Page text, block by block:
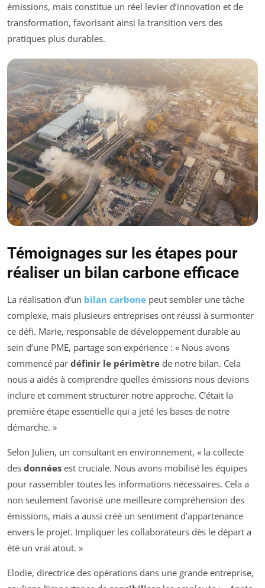
émissions, mais constitue un réel levier d’innovation et de
transformation, favorisant ainsi la transition vers des
pratiques plus durables.
Témoignages sur les étapes pour
réaliser un bilan carbone efficace
La réalisation d’un bilan carbone peut sembler une tâche
complexe, mais plusieurs entreprises ont réussi à surmonter
ce défi. Marie, responsable de développement durable au
sein d’une PME, partage son expérience : « Nous avons
commencé par définir le périmètre de notre bilan. Cela
nous a aidés à comprendre quelles émissions nous devions
inclure et comment structurer notre approche. C’était la
première étape essentielle qui a jeté les bases de notre
démarche. »
Selon Julien, un consultant en environnement, « la collecte
des données est cruciale. Nous avons mobilisé les équipes
pour rassembler toutes les informations nécessaires. Cela a
non seulement favorisé une meilleure compréhension des
émissions, mais a aussi créé un sentiment d’appartenance
envers le projet. Impliquer les collaborateurs dès le départ a
été un vrai atout. »
Elodie, directrice des opérations dans une grande entreprise,